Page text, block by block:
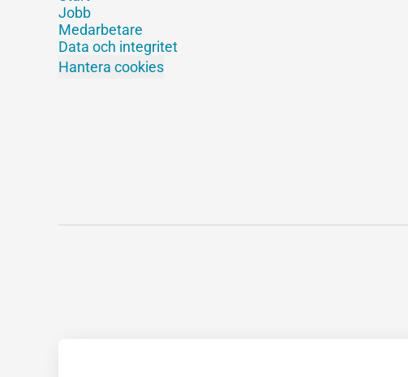
Jobb
Medarbetare
Data och integritet
Hantera cookies